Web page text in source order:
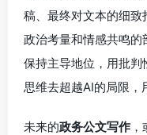
稿、最终对文本的细致
政治考量和情感共鸣
保持主导地位，用批
思维去超越AI的局限，
未来的政务公文写作